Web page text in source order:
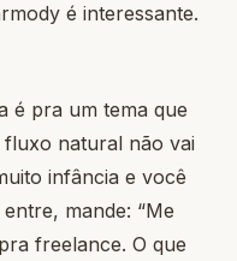
é interessante.
é pra um tema que
natural não vai
infância e você
mande: “Me
freelance. O que